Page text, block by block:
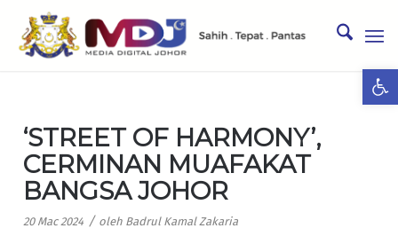
‘STREET OF HARMONY’,
CERMINAN MUAFAKAT
BANGSA JOHOR
20 Mac 2024 / oleh Badrul Kamal Zakaria